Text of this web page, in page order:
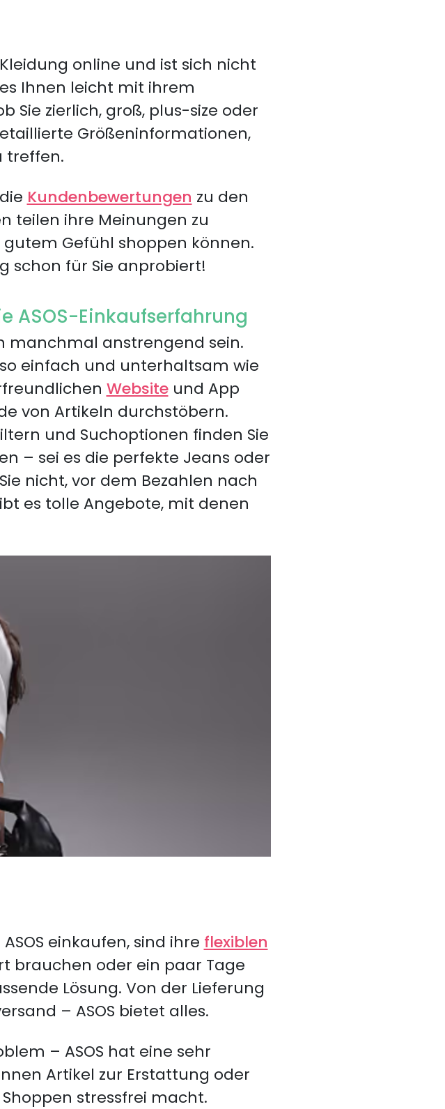
online und ist sich nicht
Ihnen leicht mit ihrem
Sie zierlich, groß, plus-size oder
Größeninformationen,
treffen.
Kundenbewertungen zu den
teilen ihre Meinungen zu
Gefühl shoppen können.
schon für Sie anprobiert!
ASOS-Einkaufserfahrung
manchmal anstrengend sein.
so einfach und unterhaltsam wie
Websiteund App
von Artikeln durchstöbern.
und Suchoptionen finden Sie
– sei es die perfekte Jeans oder
nicht, vor dem Bezahlen nach
es tolle Angebote, mit denen
einkaufen, sind ihre flexiblen
brauchen oder ein paar Tage
Lösung. Von der Lieferung
– ASOS bietet alles.
– ASOS hat eine sehr
Artikel zur Erstattung oder
stressfrei macht.